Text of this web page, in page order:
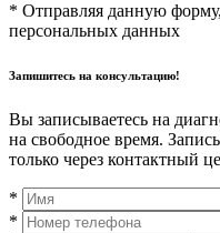
* Отправляя данную
персональных данных
Запишитесь на консультацию!
Вы записываетесь на
на свободное время.
только через контактный
*
*